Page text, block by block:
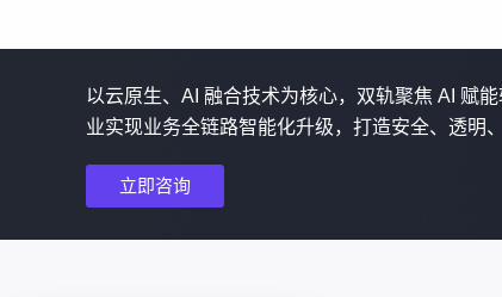
以云原生、AI 融合技术为核心，双轨聚焦 AI 赋
业实现业务全链路智能化升级，打造安全、透明
立即咨询